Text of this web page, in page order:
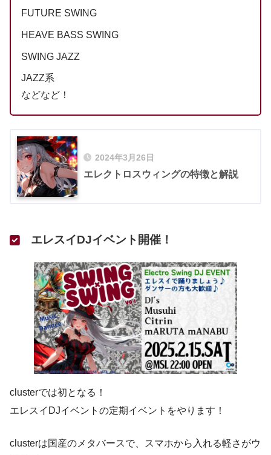
FUTURE SWING
HEAVE BASS SWING
SWING JAZZ
JAZZ系
などなど！
2024年3月26日
エレクトロスウィングの特徴と解説
エレスイDJイベント開催！
clusterでは初となる！
エレスイDJイベントの定期イベントをやります！
clusterは国産のメタバースで、スマホから入れる軽さがウ